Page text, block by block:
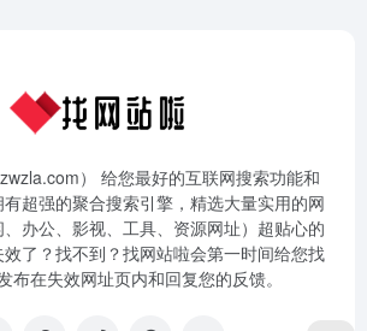
） 给您最好的互联网搜索功能和
超强的聚合搜索引擎，精选大量实用的网
办公、影视、工具、资源网址）超贴心的
了？找不到？找网站啦会第一时间给您找
布在失效网址页内和回复您的反馈。